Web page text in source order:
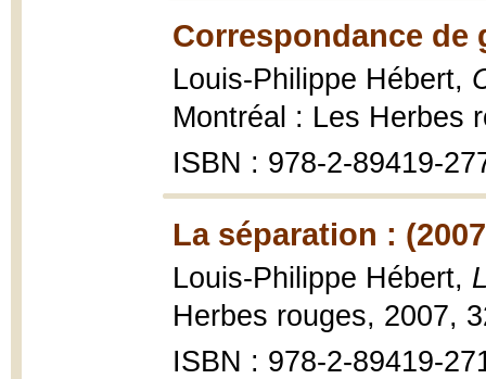
Correspondance de
Louis-Philippe Hébert,
Montréal : Les Herbes
ISBN : 978-2-89419-
La séparation :
Louis-Philippe Hébert,
Herbes rouges, 2007,
ISBN : 978-2-89419-